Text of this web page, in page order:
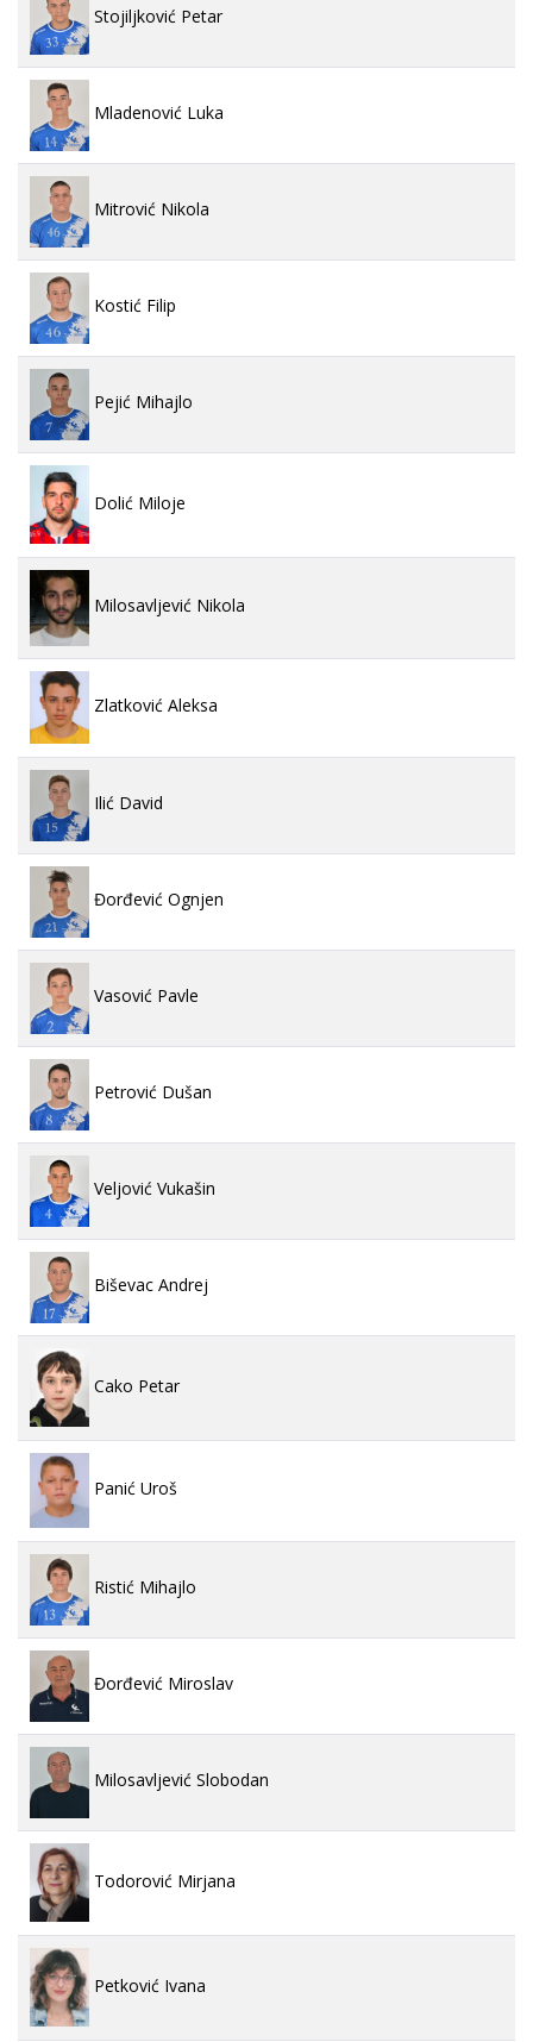
Stojiljković Petar
Mladenović Luka
Mitrović Nikola
Kostić Filip
Pejić Mihajlo
Dolić Miloje
Milosavljević Nikola
Zlatković Aleksa
Ilić David
Đorđević Ognjen
Vasović Pavle
Petrović Dušan
Veljović Vukašin
Biševac Andrej
Cako Petar
Panić Uroš
Ristić Mihajlo
Đorđević Miroslav
Milosavljević Slobodan
Todorović Mirjana
Petković Ivana